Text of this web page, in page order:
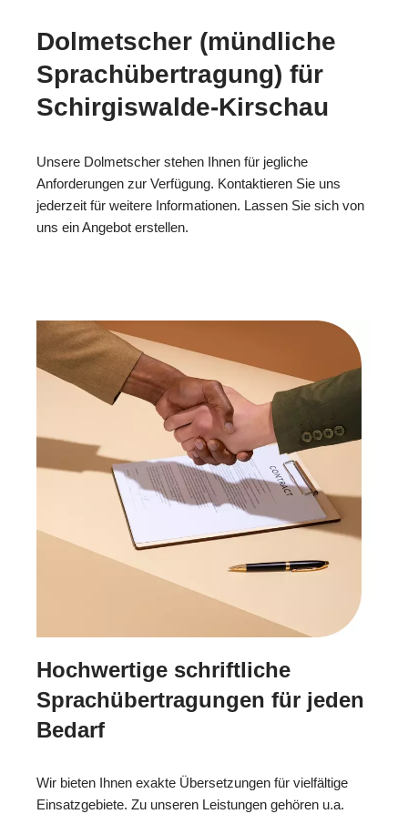
Dolmetscher (mündliche
Sprachübertragung) für
Schirgiswalde-Kirschau
Unsere Dolmetscher stehen Ihnen für jegliche
Anforderungen zur Verfügung. Kontaktieren Sie uns
jederzeit für weitere Informationen. Lassen Sie sich von
uns ein Angebot erstellen.
Hochwertige schriftliche
Sprachübertragungen für jeden
Bedarf
Wir bieten Ihnen exakte Übersetzungen für vielfältige
Einsatzgebiete. Zu unseren Leistungen gehören u.a.